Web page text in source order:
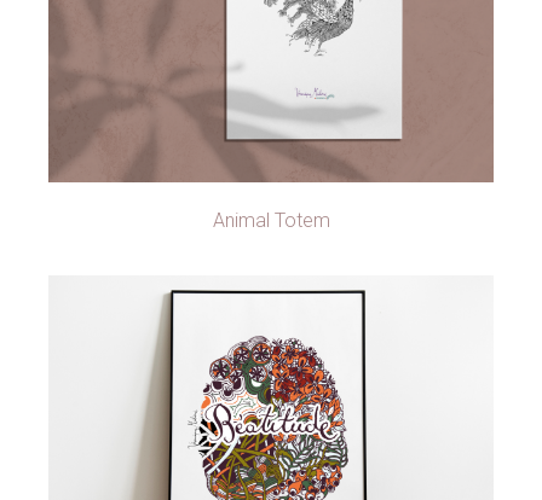
Animal Totem